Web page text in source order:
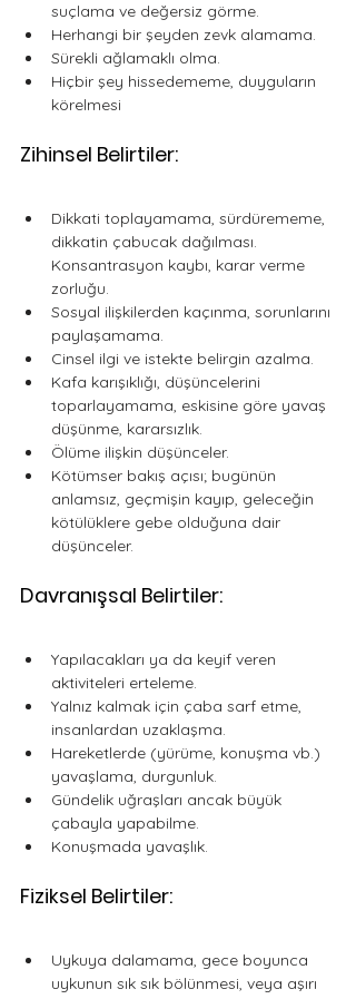
suçlama ve değersiz görme.
Herhangi bir şeyden zevk alamama.
Sürekli ağlamaklı olma.
Hiçbir şey hissedememe, duyguların
körelmesi
Zihinsel Belirtiler:
Dikkati toplayamama, sürdürememe,
dikkatin çabucak dağılması.
Konsantrasyon kaybı, karar verme
zorluğu.
Sosyal ilişkilerden kaçınma, sorunlarını
paylaşamama.
Cinsel ilgi ve istekte belirgin azalma.
Kafa karışıklığı, düşüncelerini
toparlayamama, eskisine göre yavaş
düşünme, kararsızlık.
Ölüme ilişkin düşünceler.
Kötümser bakış açısı; bugünün
anlamsız, geçmişin kayıp, geleceğin
kötülüklere gebe olduğuna dair
düşünceler.
Davranışsal Belirtiler:
Yapılacakları ya da keyif veren
aktiviteleri erteleme.
Yalnız kalmak için çaba sarf etme,
insanlardan uzaklaşma.
Hareketlerde (yürüme, konuşma vb.)
yavaşlama, durgunluk.
Gündelik uğraşları ancak büyük
çabayla yapabilme.
Konuşmada yavaşlık.
Fiziksel Belirtiler:
Uykuya dalamama, gece boyunca
uykunun sık sık bölünmesi, veya aşırı